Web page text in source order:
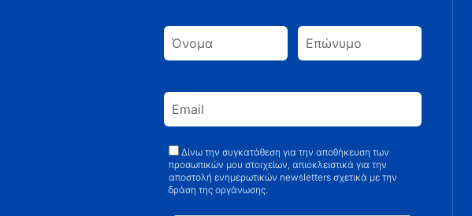
Δίνω την συγκατάθεση για την αποθήκευση των
προσωπικών μου στοιχείων, απιοκλειστικά για την
αποστολή ενημερωτικών newsletters σχετικά με την
δράση της οργάνωσης.